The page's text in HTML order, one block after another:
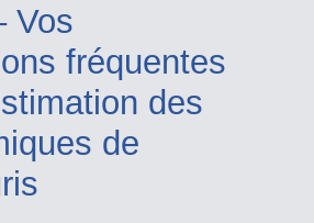
Vos
fréquentes
des
de